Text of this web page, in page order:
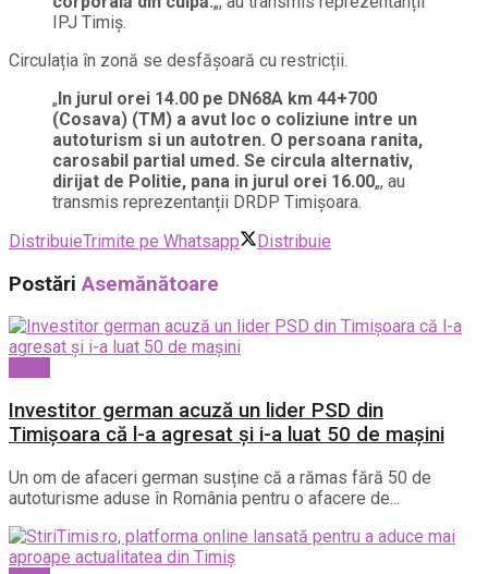
IPJ Timiș.
Circulația în zonă se desfășoară cu restricții.
„In jurul orei 14.00 pe DN68A km 44+700
(Cosava) (TM) a avut loc o coliziune intre un
autoturism si un autotren. O persoana ranita,
carosabil partial umed. Se circula alternativ,
dirijat de Politie, pana in jurul orei 16.00„, au
transmis reprezentanții DRDP Timișoara.
DistribuieTrimite pe Whatsapp Distribuie
PostăriAsemănătoare
Investitor german acuză un lider PSD din
Timișoara că l-a agresat și i-a luat 50 de mașini
Un om de afaceri german susține că a rămas fără 50 de
autoturisme aduse în România pentru o afacere de...